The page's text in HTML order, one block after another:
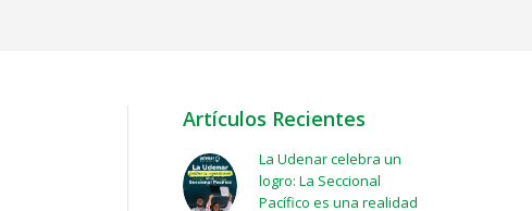
Artículos Recientes
La Udenar celebra un
logro: La Seccional
Pacífico es una realidad